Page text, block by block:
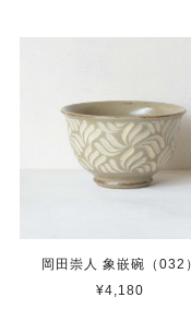
岡田崇人 象嵌碗（032）
¥4,180